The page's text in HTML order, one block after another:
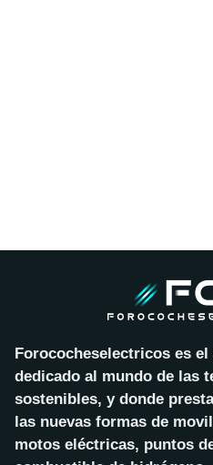
Forococheselectricos es
dedicado al mundo de las
sostenibles, y donde
las nuevas formas de
motos eléctricas, puntos